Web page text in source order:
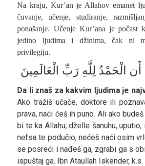
Na kraju, Kur’an je Allahov emanet
čuvanje, učenje, studiranje,
ponašanje. Učenje Kur’ana je počast
jedino ljudima i džinima, čak ni
privilegiju.
أَن الْحَمْدُ لِلَّهِ رَبِّ الْعَالَمِينَ
Da li znaš za kakvim ljudima je
Ako tražiš učače, doktore ili
prava, naći ćeš ih puno. Ali ako
bi te ka Allahu, dželle šanuhu, uputio,
nefsa te podučio, nećeš naći osim
se posreći i nađeš ga, zgrabi ga s
ispuštaj ga. Ibn Ataullah Iskender, k.s.